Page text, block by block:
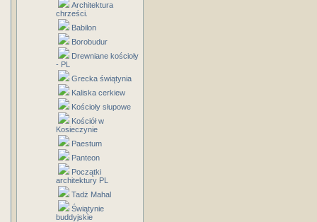
Architektura
chrześci.
Babilon
Borobudur
Drewniane kościoły
- PL
Grecka świątynia
Kaliska cerkiew
Kościoły słupowe
Kościół w
Kosieczynie
Paestum
Panteon
Początki
architektury PL
Tadż Mahal
Świątynie
buddyjskie